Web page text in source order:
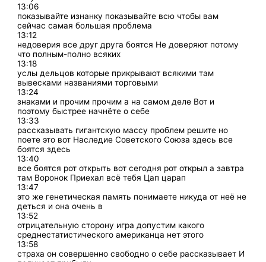
13:06
показывайте изнанку показывайте всю чтобы вам
сейчас самая большая проблема
13:12
недоверия все друг друга боятся Не доверяют потому
что полным-полно всяких
13:18
услы дельцов которые прикрывают всякими там
вывесками названиями торговыми
13:24
знаками и прочим прочим а на самом деле Вот и
поэтому быстрее начнёте о себе
13:33
рассказывать гигантскую массу проблем решите но
поете это вот Наследие Советского Союза здесь все
боятся здесь
13:40
все боятся рот открыть вот сегодня рот открыл а завтра
там Воронок Приехал всё тебя Цап царап
13:47
это же генетическая память понимаете никуда от неё не
деться и она очень в
13:52
отрицательную сторону игра допустим какого
среднестатистического американца нет этого
13:58
страха он совершенно свободно о себе рассказывает И